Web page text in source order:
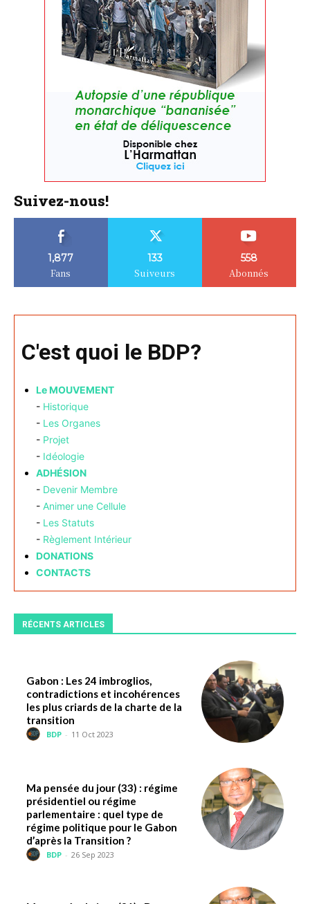
Suivez-nous!
1,877
Fans
133
Suiveurs
558
Abonnés
C'est quoi le BDP?
Le MOUVEMENT
- Historique
- Les Organes
- Projet
- Idéologie
ADHÉSION
- Devenir Membre
- Animer une Cellule
- Les Statuts
- Règlement Intérieur
DONATIONS
CONTACTS
RÉCENTS ARTICLES
Gabon : Les 24 imbroglios,
contradictions et incohérences
les plus criards de la charte de la
transition
BDP - 11 Oct 2023
Ma pensée du jour (33) : régime
présidentiel ou régime
parlementaire : quel type de
régime politique pour le Gabon
d’après la Transition ?
BDP - 26 Sep 2023